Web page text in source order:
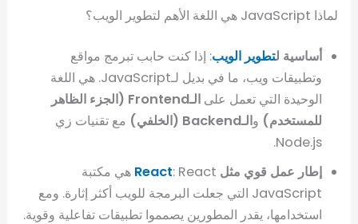
لماذا JavaScript هي اللغة الأهم لتطوير الويب؟
أساسية لتطوير الويب: إذا كنت حابب تبرمج مواقع
وتطبيقات ويب، ما في بديل لـJavaScript. هي اللغة
الوحيدة التي تعمل على
الـFrontend (الجزء الظاهر
للمستخدم) والـBackend (الخلفي)
مع تقنيات زي
Node.js.
إطار عمل قوي مثل
React : React هي مكتبة
JavaScript التي جعلت البرمجة للويب أكثر إثارة. ومع
استخدامها، يقدر المطورين يصمموا تطبيقات تفاعلية وقوية.